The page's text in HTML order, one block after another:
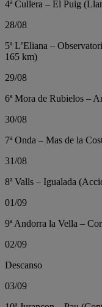
4ª Cullera – El Puig
28/08
5ª L’Eliana –
165 km)
29/08
6ª Mora de Rubielos –
30/08
7ª Onda – Mas de la
31/08
8ª Valls – Igualada
01/09
9ª Andorra la Vella –
02/09
Descanso
03/09